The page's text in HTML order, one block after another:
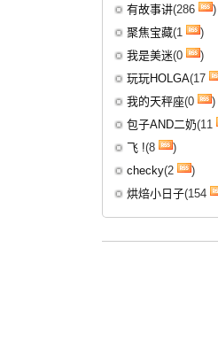
有故事讲(286
)
聚焦宝藏(1
)
我是美迷(0
)
玩玩HOLGA(17
我的天秤座(0
)
包子AND二奶(11
飞 !(8
)
checky(2
)
烘焙小日子(154